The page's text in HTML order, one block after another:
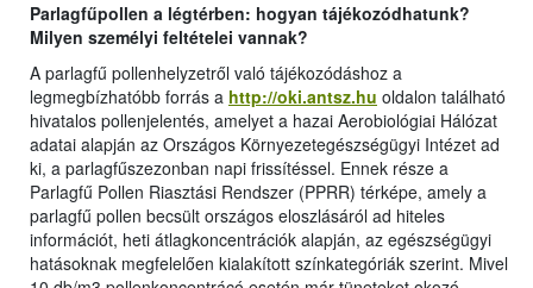
Parlagfűpollen a légtérben: hogyan tájékozódhatunk?
Milyen személyi feltételei vannak?
A parlagfű pollenhelyzetről való tájékozódáshoz a
legmegbízhatóbb forrás a http://oki.antsz.hu oldalon található
hivatalos pollenjelentés, amelyet a hazai Aerobiológiai Hálózat
adatai alapján az Országos Környezetegészségügyi Intézet ad
ki, a parlagfűszezonban napi frissítéssel. Ennek része a
Parlagfű Pollen Riasztási Rendszer (PPRR) térképe, amely a
parlagfű pollen becsült országos eloszlásáról ad hiteles
információt, heti átlagkoncentrációk alapján, az egészségügyi
hatásoknak megfelelően kialakított színkategóriák szerint. Mivel